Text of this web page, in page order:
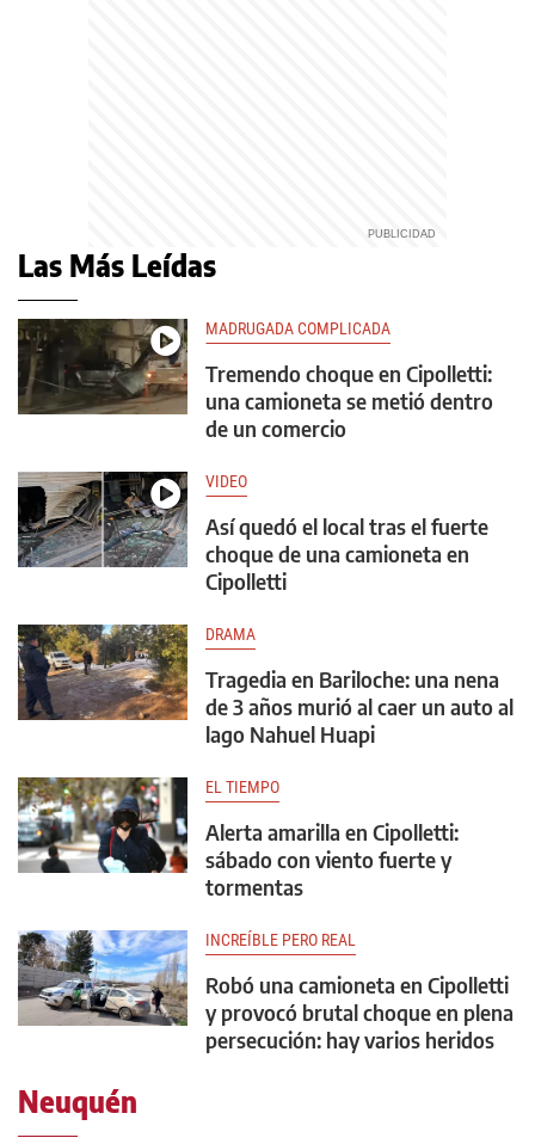
Las Más Leídas
MADRUGADA COMPLICADA
Tremendo choque en Cipolletti:
una camioneta se metió dentro
de un comercio
VIDEO
Así quedó el local tras el fuerte
choque de una camioneta en
Cipolletti
DRAMA
Tragedia en Bariloche: una nena
de 3 años murió al caer un auto al
lago Nahuel Huapi
EL TIEMPO
Alerta amarilla en Cipolletti:
sábado con viento fuerte y
tormentas
INCREÍBLE PERO REAL
Robó una camioneta en Cipolletti
y provocó brutal choque en plena
persecución: hay varios heridos
Neuquén